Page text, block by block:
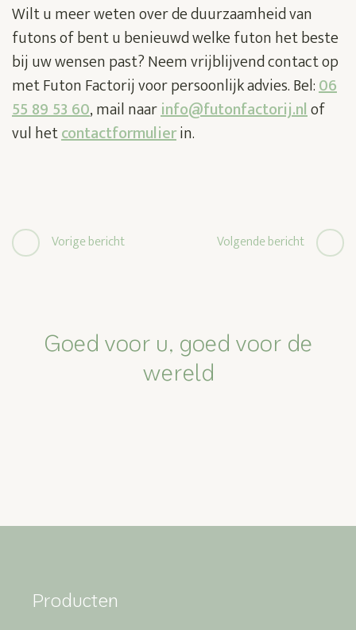
Wilt u meer weten over de duurzaamheid van
futons of bent u benieuwd welke futon het beste
bij uw wensen past? Neem vrijblijvend contact op
met Futon Factorij voor persoonlijk advies. Bel:06
55 89 53 60, mail naarinfo@futonfactorij.nlof
vul hetcontactformulierin.
Bericht
Vorige bericht Volgende bericht
Goed voor u, goed voor de
wereld
Producten